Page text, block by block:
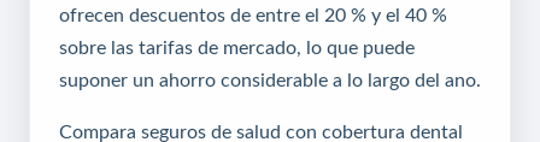
ofrecen descuentos de entre el 20 % y el 40 %
sobre las tarifas de mercado, lo que puede
suponer un ahorro considerable a lo largo del ano.
Compara seguros de salud con cobertura dental